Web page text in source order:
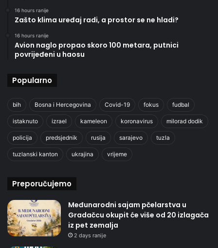
16 hours ranije
Zašto klima uređaj radi, a prostor se ne hladi?
16 hours ranije
Avion naglo propao skoro 100 metara, putnici
povrijeđeni u haosu
Popularno
bih Bosna i Hercegovina Covid-19 fokus fudbal
istaknuto izrael kameleon koronavirus milorad dodik
policija predsjednik rusija sarajevo tuzla
tuzlanski kanton ukrajina vrijeme
Preporučujemo
Međunarodni sajam pčelarstva u
Gradačcu okupit će više od 20 izlagača
iz pet zemalja
2 days ranije